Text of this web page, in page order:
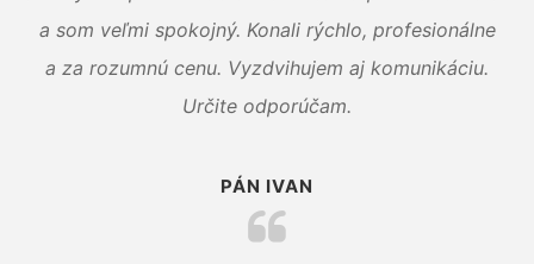
a som veľmi spokojný. Konali rýchlo, profesionálne
a za rozumnú cenu. Vyzdvihujem aj komunikáciu.
Určite odporúčam.
PÁN IVAN